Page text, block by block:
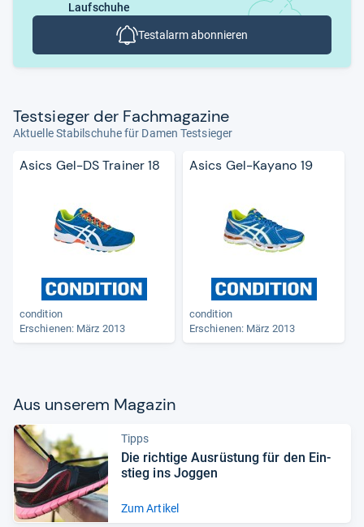
Laufschuhe
Testalarm abonnieren
Test­sie­ger der Fach­ma­ga­zine
Aktuelle Stabilschuhe für Damen Testsieger
Asics Gel-DS Trainer 18
condition
Erschienen: März 2013
Asics Gel-Kayano 19
condition
Erschienen: März 2013
Aus unse­rem Maga­zin
Tipps
Die rich­tige Aus­rüs­tung für den Ein­
stieg ins Jog­gen
Zum Artikel